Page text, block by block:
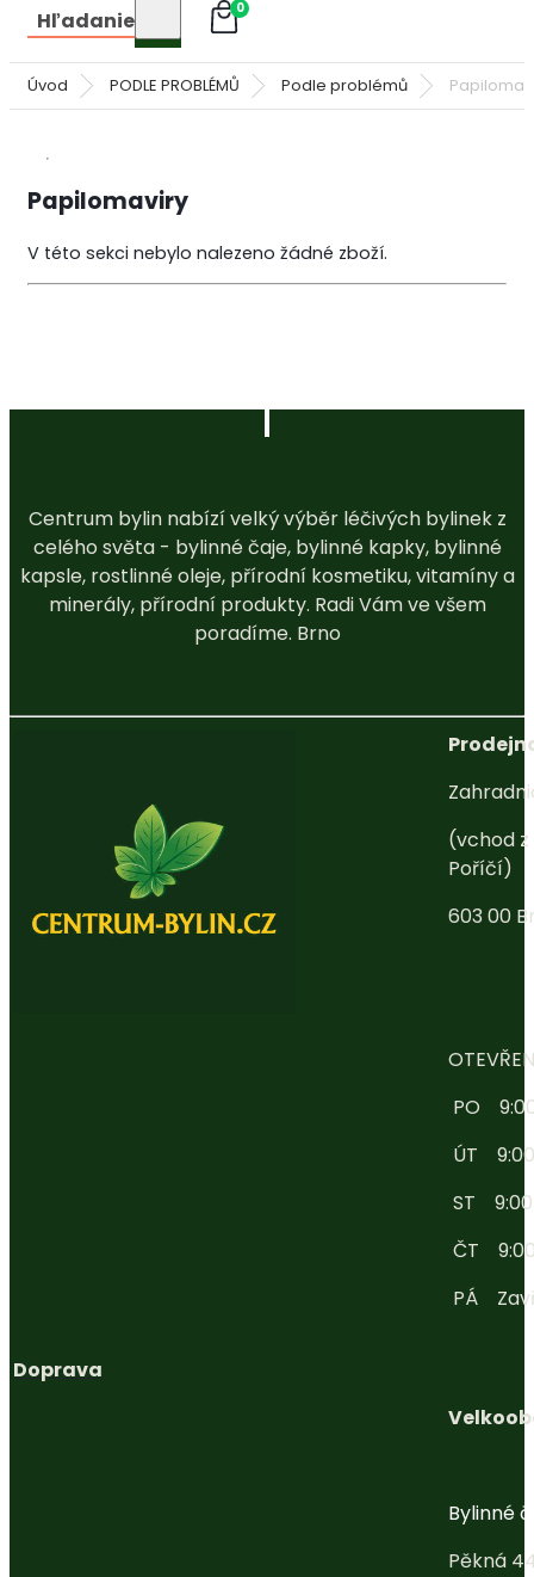
Hľadanie 0
Úvod PODLE PROBLÉMŮ Podle problémů
Papilomaviry
V této sekci nebylo nalezeno žádné zboží.
Centrum bylin nabízí velký výběr léčivých bylinek z
celého světa - bylinné čaje, bylinné kapky, bylinné
kapsle, rostlinné oleje, přírodní kosmetiku, vitamíny a
minerály, přírodní produkty. Radi Vám ve všem
poradíme. Brno
(vchod
Poříčí)
603 00
PO
ÚT 9:00
ST 9:00
ČT 9:00
PÁ
Doprava
Bylinné
Pěkná